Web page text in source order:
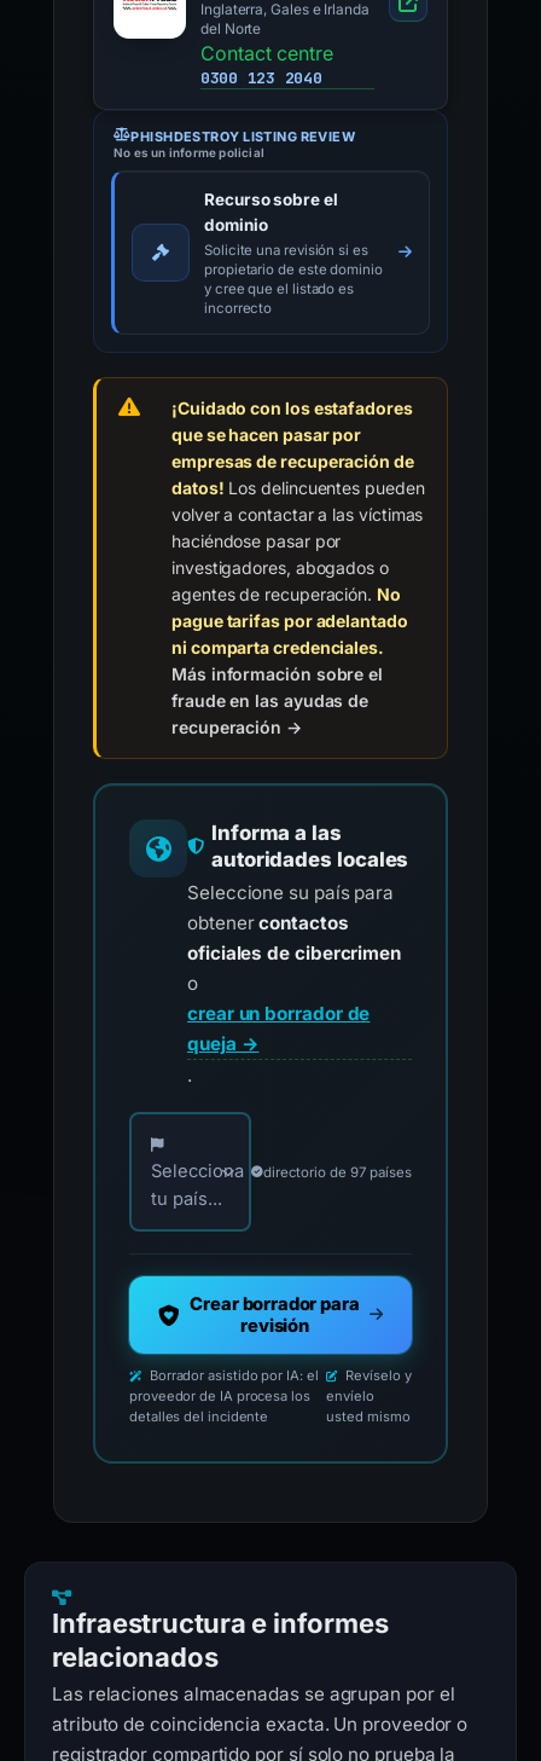
Inglaterra, Gales e Irlanda
del Norte
Contact centre
0300 123 2040
PHISHDESTROY LISTING REVIEW
No es un informe policial
Recurso sobre el
dominio
Solicite una revisión si es
propietario de este dominio
y cree que el listado es
incorrecto
¡Cuidado con los estafadores
que se hacen pasar por
empresas de recuperación de
datos! Los delincuentes pueden
volver a contactar a las víctimas
haciéndose pasar por
investigadores, abogados o
agentes de recuperación. No
pague tarifas por adelantado
ni comparta credenciales.
Más información sobre el
fraude en las ayudas de
recuperación →
Informa a las
autoridades locales
Seleccione su país para
obtenercontactos
oficiales de cibercrimen
o
crear un borrador de
queja →
.
Elija su país para los contactos oficiales de
Selecciona
tu país...
directorio de 97 países
Crear borrador para
revisión
Borrador asistido por IA: el
proveedor de IA procesa los
detalles del incidente
Revíselo y
envíelo
usted mismo
Infraestructura e informes
relacionados
Las relaciones almacenadas se agrupan por el
atributo de coincidencia exacta. Un proveedor o
registrador compartido por sí solo no prueba la